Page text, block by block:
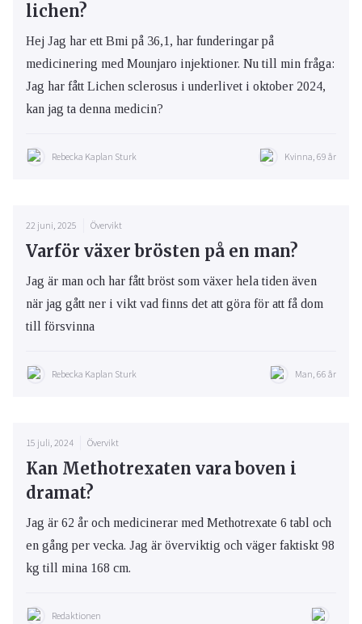
lichen?
Hej Jag har ett Bmi på 36,1, har funderingar på
medicinering med Mounjaro injektioner. Nu till min fråga:
Jag har fått Lichen sclerosus i underlivet i oktober 2024,
kan jag ta denna medicin?
Rebecka Kaplan Sturk Kvinna, 69 år
22 juni, 2025 Övervikt
Varför växer brösten på en man?
Jag är man och har fått bröst som växer hela tiden även
när jag gått ner i vikt vad finns det att göra för att få dom
till försvinna
Rebecka Kaplan Sturk Man, 66 år
15 juli, 2024 Övervikt
Kan Methotrexaten vara boven i
dramat?
Jag är 62 år och medicinerar med Methotrexate 6 tabl och
en gång per vecka. Jag är överviktig och väger faktiskt 98
kg till mina 168 cm.
Redaktionen